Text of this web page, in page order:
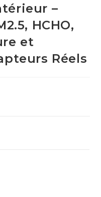
–
HCHO,
et
Réels